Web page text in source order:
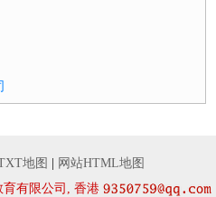
地图
网站HTML地图
育有限公司, 香港